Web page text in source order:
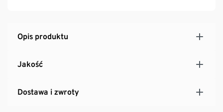
Opis produktu
Jakość
Dostawa i zwroty